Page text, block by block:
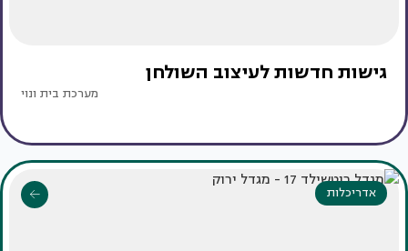
גישות חדשות לעיצוב השולחן
מערכת בית ונוי
אדריכלות